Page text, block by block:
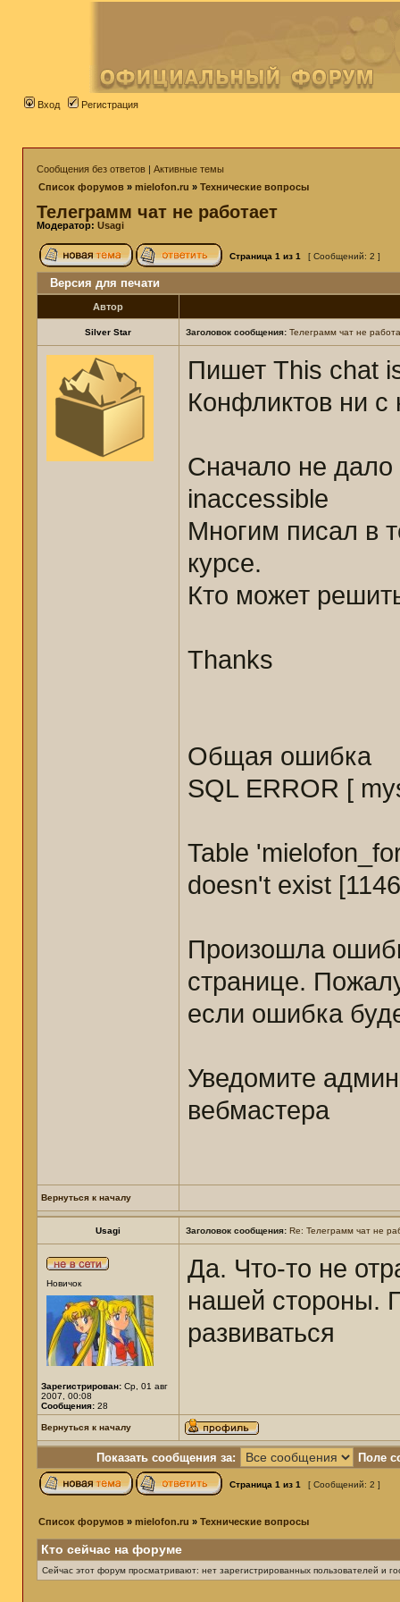
Вход Регистрация
Сообщения без ответов | Активные темы
Список форумов » mielofon.ru » Технические вопросы
Телеграмм чат не работает
Модератор: Usagi
Страница 1 из 1 [ Сообщений: 2 ]
Версия для печати
Автор
Silver Star Заголовок сообщения: Телеграмм чат не
Пишет This chat
Конфликтов ни
Сначало не дало
inaccessible
Многим писал в
курсе.
Кто может
Thanks
Общая ошибка
SQL ERROR [
Table
doesn't exist
Произошла
странице.
если ошибка
Уведомите
вебмастера
Вернуться к началу
Usagi Заголовок сообщения: Re: Телеграмм чат не
Новичок
Зарегистрирован: Ср, 01 авг
2007, 00:08
Сообщения: 28
Да. Что-то не
нашей стороны.
развиваться
Вернуться к началу
Показать сообщения за: Поле
Страница 1 из 1 [ Сообщений: 2 ]
Список форумов » mielofon.ru » Технические вопросы
Кто сейчас на форуме
Сейчас этот форум просматривают: нет зарегистрированных пользователей и